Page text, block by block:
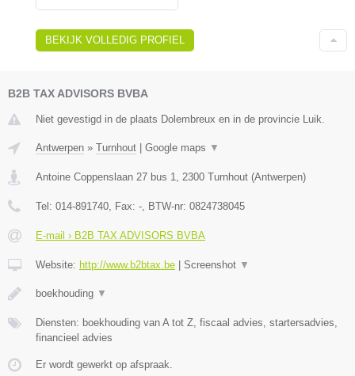
BEKIJK VOLLEDIG PROFIEL
B2B TAX ADVISORS BVBA
Niet gevestigd in de plaats Dolembreux en in de provincie Luik.
Antwerpen » Turnhout Google maps ▼
Antoine Coppenslaan 27 bus 1, 2300 Turnhout (Antwerpen)
Tel: 014-891740, Fax: -, BTW-nr: 0824738045
E-mail › B2B TAX ADVISORS BVBA
Website: http://www.b2btax.be Screenshot ▼
boekhouding ▼
Diensten: boekhouding van A tot Z, fiscaal advies, startersadvies,
financieel advies
Er wordt gewerkt op afspraak.